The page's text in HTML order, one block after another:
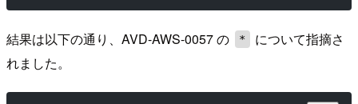
結果は以下の通り、AVD-AWS-0057 の *
について指摘さ
れました。